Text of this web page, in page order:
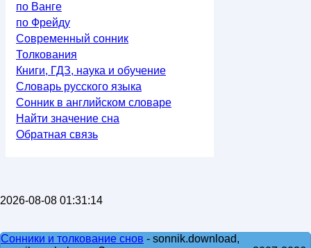
по Ванге
по Фрейду
Современный сонник
Толкования
Книги, ГДЗ, наука и обучение
Словарь русского языка
Сонник в английском словаре
Найти значение сна
Обратная связь
2026-08-08 01:31:14
Сонники и толкование снов - sonnik.download,